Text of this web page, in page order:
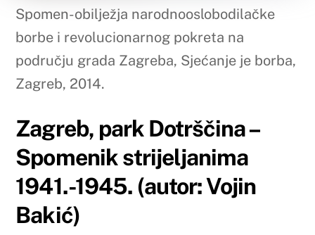
Spomen-obilježja narodnooslobodilačke
borbe i revolucionarnog pokreta na
području grada Zagreba, Sjećanje je borba,
Zagreb, 2014.
Zagreb, park Dotrščina –
Spomenik strijeljanima
1941.-1945. (autor: Vojin
Bakić)